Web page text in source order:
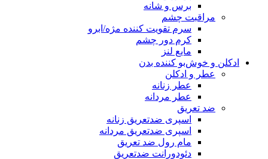
برس و شانه
مراقبت چشم
سرم تقویت کننده مژه/ابرو
کرم دور چشم
مایع لنز
ادکلن و خوش‌بو کننده بدن
عطر و ادکلن
عطر زنانه
عطر مردانه
ضد تعریق
اسپری ضدتعریق زنانه
اسپری ضدتعریق مردانه
مام رول ضد تعریق
دئودورانت ضدتعریق